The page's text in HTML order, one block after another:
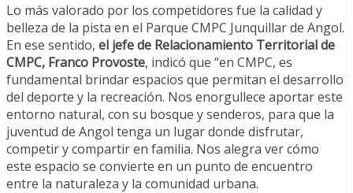
Lo más valorado por los competidores fue la calidad y
belleza de la pista en el Parque CMPC Junquillar de Angol.
En ese sentido, el jefe de Relacionamiento Territorial de
CMPC, Franco Provoste, indicó que “en CMPC, es
fundamental brindar espacios que permitan el desarrollo
del deporte y la recreación. Nos enorgullece aportar este
entorno natural, con su bosque y senderos, para que la
juventud de Angol tenga un lugar donde disfrutar,
competir y compartir en familia. Nos alegra ver cómo
este espacio se convierte en un punto de encuentro
entre la naturaleza y la comunidad urbana.